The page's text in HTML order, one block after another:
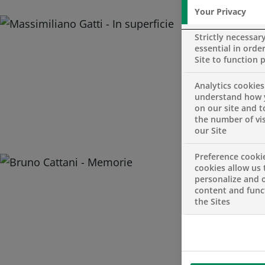
Per il
MIA Fair è la
artista il suo
un unico
La Banca ha
migliore tra i
aequo a
“Abbiamo
giuria –
disamina
Your Privacy
Strictly
essential in
Site to function
Analytics
understand how
on our site and
the number of
our Site
Preference
cookies allow us
personalize and
content and
the Sites